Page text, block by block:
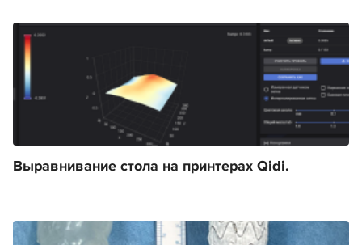
Выравнивание стола на принтерах Qidi.